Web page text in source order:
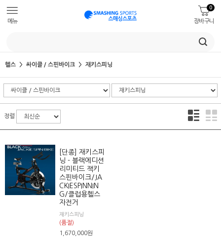
메뉴 장바구니
0
헬스 싸이클 / 스핀바이크 재키스피닝
정렬
[단종] 재키스피
닝 - 블랙에디션
리미티드 잭키
스핀바이크/JA
CKIESPINNIN
G/클럽용헬스
자전거
재키스피닝
(품절)
1,670,000원